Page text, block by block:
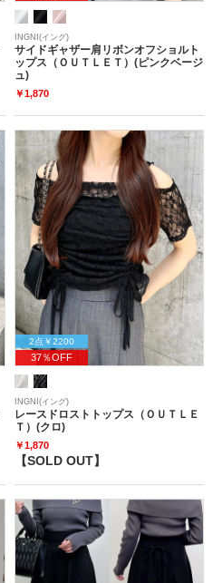
INGNI(イング)
サイドギャザー肩リボンオフショルト
ップス（ＯＵＴＬＥＴ）(ピンクベージ
ュ)
￥1,870
2点￥2200
37％OFF
INGNI(イング)
レースドロストトップス（ＯＵＴＬＥ
Ｔ）(クロ)
￥1,870
【SOLD OUT】